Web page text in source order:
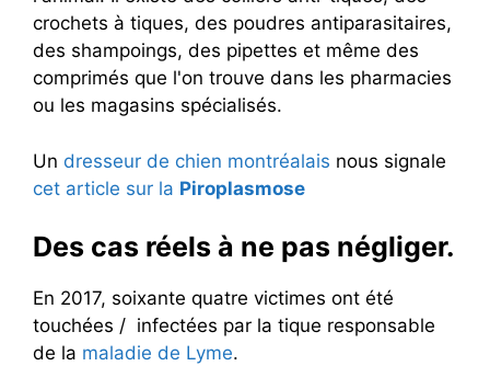
crochets à tiques, des poudres antiparasitaires,
des shampoings, des pipettes et même des
comprimés que l'on trouve dans les pharmacies
ou les magasins spécialisés.
Un dresseur de chien montréalais nous signale
cet article sur la Piroplasmose
Des cas réels à ne pas négliger.
En 2017, soixante quatre victimes ont été
touchées / infectées par la tique responsable
de la maladie de Lyme.